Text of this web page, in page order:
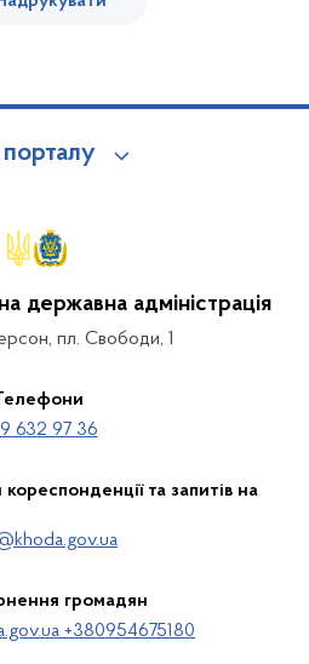
державна адміністрація
пл. Свободи, 1
632 97 36
та запитів на
громадян
+380954675180